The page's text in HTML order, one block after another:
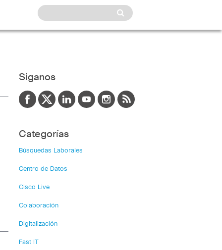
Siganos
Categorías
Búsquedas Laborales
Centro de Datos
Cisco Live
Colaboración
Digitalización
Fast IT